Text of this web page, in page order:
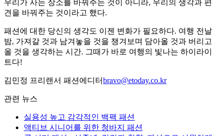
우리가 사는 장소를 바꿔주는 것이 아니라, 우리의 생각과 편
견을 바꿔주는 것이라고 했다.
패션에 대한 당신의 생각도 이젠 변화가 필요하다. 여행 전날
밤, 가져갈 것과 남겨놓을 것을 챙겨보며 담아올 것과 버리고
올 것을 생각하는 시간. 그때가 바로 여행의 빛나는 하이라이
트다!
김민정 프리랜서 패션에디터bravo@etoday.co.kr
관련 뉴스
실용성 높고 감각적인 백팩 패션
액티브 시니어를 위한 청바지 패션